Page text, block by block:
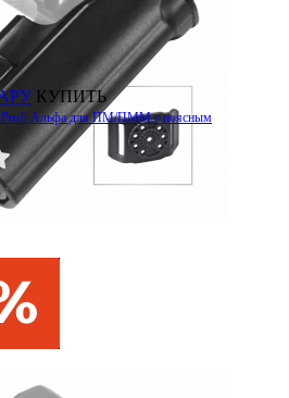
КУПИТЬ
Profi Альфа для ПМ/ПММ с поясным